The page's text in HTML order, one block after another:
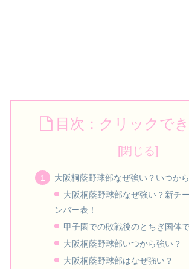
目次：クリックでき
大阪桐蔭野球部なぜ強い？いつか
大阪桐蔭野球部なぜ強い？新チ
ンバー表！
甲子園での敗戦後のとちぎ国体
大阪桐蔭野球部いつから強い？
大阪桐蔭野球部はなぜ強い？